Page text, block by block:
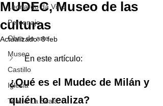
Leonardo da Vinci
Personaje
Obra de arte
Museo
Castillo
Iglesia
Teatro La Scala
MUDEC, Museo de las
culturas
Actualizado:8 feb
En este artículo:
¿Qué es el Mudec de Milán y
quién lo realiza?